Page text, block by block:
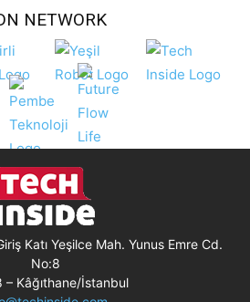
NETWORK
Katı Yeşilce Mah. Yunus Emre Cd.
No:8
– Kâğıthane/İstanbul